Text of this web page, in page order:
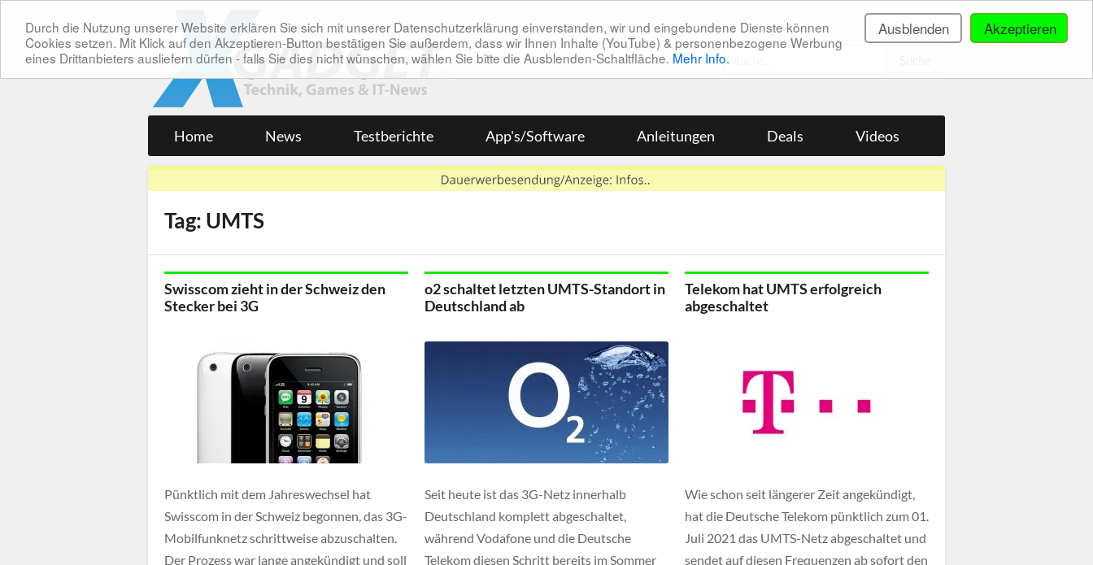
Akzeptieren
Ausblenden
Durch die Nutzung unserer Website erklären Sie sich mit unserer Datenschutzerklärung einverstanden, wir und eingebundene Dienste können
Cookies setzen. Mit Klick auf den Akzeptieren-Button bestätigen Sie außerdem, dass wir Ihnen Inhalte (YouTube) & personenbezogene Werbung
eines Drittanbieters ausliefern dürfen - falls Sie dies nicht wünschen, wählen Sie bitte die Ausblenden-Schaltfläche. Mehr Info.
Home News Testberichte App's/Software Anleitungen Deals Videos
Tag: UMTS
Swisscom zieht in der Schweiz den
Stecker bei 3G
Pünktlich mit dem Jahreswechsel hat
Swisscom in der Schweiz begonnen, das 3G-
Mobilfunknetz schrittweise abzuschalten.
Der Prozess war lange angekündigt und soll
o2 schaltet letzten UMTS-Standort in
Deutschland ab
Seit heute ist das 3G-Netz innerhalb
Deutschland komplett abgeschaltet,
während Vodafone und die Deutsche
Telekom diesen Schritt bereits im Sommer
Telekom hat UMTS erfolgreich
abgeschaltet
Wie schon seit längerer Zeit angekündigt,
hat die Deutsche Telekom pünktlich zum 01.
Juli 2021 das UMTS-Netz abgeschaltet und
sendet auf diesen Frequenzen ab sofort den